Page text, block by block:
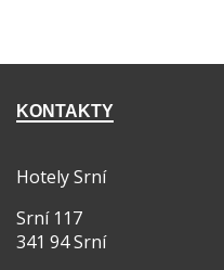
KONTAKTY
Hotely Srní
Srní 117
341 94 Srní